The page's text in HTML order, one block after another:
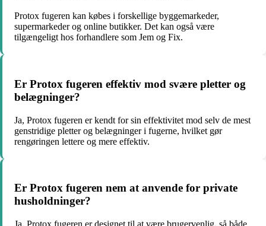
Protox fugeren kan købes i forskellige byggemarkeder,
supermarkeder og online butikker. Det kan også være
tilgængeligt hos forhandlere som Jem og Fix.
Er Protox fugeren effektiv mod svære pletter og
belægninger?
Ja, Protox fugeren er kendt for sin effektivitet mod selv de mest
genstridige pletter og belægninger i fugerne, hvilket gør
rengøringen lettere og mere effektiv.
Er Protox fugeren nem at anvende for private
husholdninger?
Ja, Protox fugeren er designet til at være brugervenlig, så både